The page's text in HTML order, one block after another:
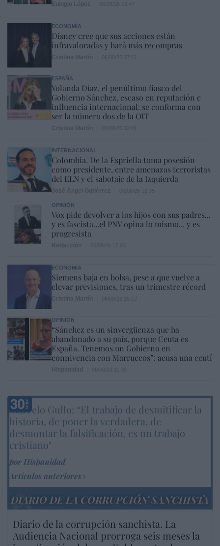
ECONOMÍA
Disney cree que sus acciones están
infravaloradas y hará más recompras
ESPAÑA
Yolanda Díaz, el penúltimo fiasco del
Gobierno Sánchez, escaso en reputación e
influencia internacional: se conforma con
ser la número dos de la OIT
INTERNACIONAL
Colombia. De la Espriella toma posesión
como presidente, entre amenazas terroristas
del ELN y el sabotaje de la Izquierda
OPINIÓN
Vox pide devolver a los hijos con sus padres...
y es fascista...el PNV opina lo mismo... y es
progresista
ECONOMÍA
Siemens baja en bolsa, pese a que vuelve a
elevar previsiones, tras un trimestre récord
OPINIÓN
“Sánchez es un sinvergüenza que ha
abandonado a su país, porque Ceuta es
España. Tenemos un Gobierno en
connivencia con Marruecos”: acusa una ceutí
Marcelo Gullo: “El trabajo de desmitificar la
historia, de poner la verdadera, de
desmontar la falsificación, es un trabajo
cristiano"
por Hispanidad
Artículos anteriores
DIARIO DE LA CORRUPCIÓN SANCHISTA
Diario de la corrupción sanchista. La
Audiencia Nacional prorroga seis meses la